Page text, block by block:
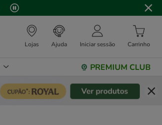
Lojas Ajuda Iniciar sessão Carrinho
PREMIUM CLUB